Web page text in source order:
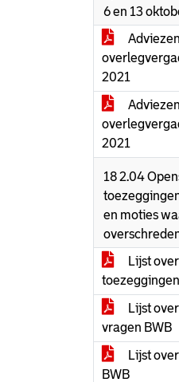
6 en 13
2021
2021
18 2.04
en moties
Lijst
Lijst
vragen BWB
Lijst
BWB